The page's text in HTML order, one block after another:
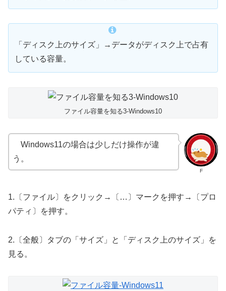
「ディスク上のサイズ」→データがディスク上で占有
している容量。
ファイル容量を知る3-Windows10
F
Windows11の場合は少しだけ操作が違
う。
1.〔ファイル〕をクリック→〔…〕マークを押す→〔プロ
パティ〕を押す。
2.〔全般〕タブの「サイズ」と「ディスク上のサイズ」を
見る。